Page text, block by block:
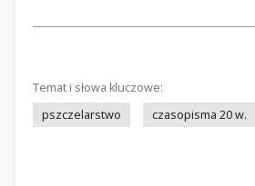
Temat i słowa kluczowe:
pszczelarstwo
czasopisma 20 w.